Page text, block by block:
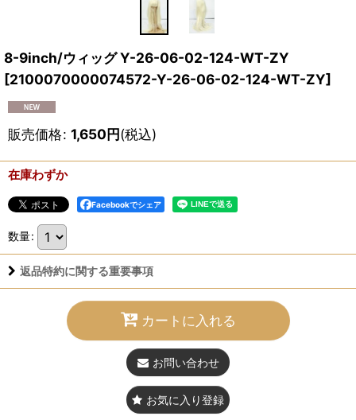
8-9inch/ウィッグ Y-26-06-02-124-WT-ZY
[2100070000074572-Y-26-06-02-124-WT-ZY]
販売価格: 1,650円(税込)
在庫わずか
Facebookでシェア
数量:
返品特約に関する重要事項
カートに入れる
お問い合わせ
お気に入り登録